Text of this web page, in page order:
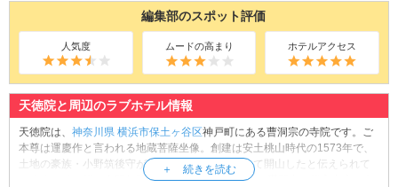
編集部のスポット評価
人気度 ムードの高まり ホテルアクセス
天徳院と周辺のラブホテル情報
天徳院は、 神奈川県 横浜市保土ヶ谷区神戸町にある曹洞宗の寺院です。ご
本尊は運慶作と言われる地蔵菩薩坐像。創建は安土桃山時代の1573年で、
土地の豪族・小野筑後守が華林榮公和尚に帰依して開山したと伝えられて
います。その後、文明年間(1861年から1864年)に、満願寺と後方山上にあ